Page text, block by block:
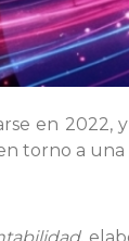
en
torno a